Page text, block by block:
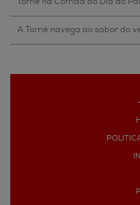
Torrié na Corrida do Dia do
A Torrié navega ao sabor do